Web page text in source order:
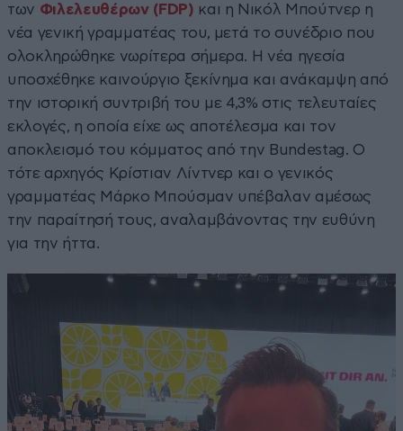
των Φιλελευθέρων (FDP) και η Νικόλ Μπούτνερ η
νέα γενική γραμματέας του, μετά το συνέδριο που
ολοκληρώθηκε νωρίτερα σήμερα. Η νέα ηγεσία
υποσχέθηκε καινούργιο ξεκίνημα και ανάκαμψη από
την ιστορική συντριβή του με 4,3% στις τελευταίες
εκλογές, η οποία είχε ως αποτέλεσμα και τον
αποκλεισμό του κόμματος από την Bundestag. Ο
τότε αρχηγός Κρίστιαν Λίντνερ και ο γενικός
γραμματέας Μάρκο Μπούσμαν υπέβαλαν αμέσως
την παραίτησή τους, αναλαμβάνοντας την ευθύνη
για την ήττα.